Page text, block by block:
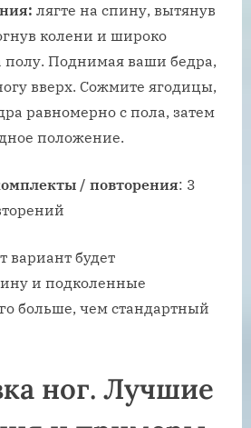
лягте на спину, вытянув
колени и широко
полу. Поднимая ваши бедра,
вверх. Сожмите ягодицы,
равномерно с пола, затем
положение.
/ повторения: 3
вариант будет
и подколенные
больше, чем стандартный
ног. Лучшие